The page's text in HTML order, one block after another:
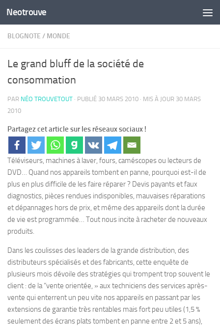
Skip to content
Neotrouve
BLOGNOTE / MONDE
Le grand bluff de la société de
consommation
PAR NÉO TROUVETOUT · PUBLIÉ 30 MARS 2010 · MIS À JOUR 30 MARS
2010
Partagez cet article sur les réseaux sociaux !
Téléviseurs, machines à laver, fours, caméscopes ou lecteurs de
DVD… Quand nos appareils tombent en panne, pourquoi est-il de
plus en plus difficile de les faire réparer ? Devis payants et faux
diagnostics, pièces rendues indisponibles, mauvaises réparations
et dépannages hors de prix, et même des appareils dont la durée
de vie est programmée… Tout nous incite à racheter de nouveaux
produits.
Dans les coulisses des leaders de la grande distribution, des
distributeurs spécialisés et des fabricants, cette enquête de
plusieurs mois dévoile des stratégies qui trompent trop souvent le
client : de la “vente orientée, » aux techniciens des services après-
vente qui enterrent un peu vite nos appareils en passant par les
extensions de garantie très rentables mais fort peu utiles (1,5 %
seulement des écrans plats tombent en panne entre 2 et 5 ans),